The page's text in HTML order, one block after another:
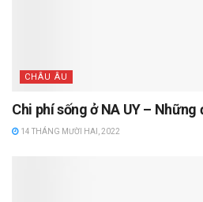
CHÂU ÂU
Chi phí sống ở NA UY –
14 THÁNG MƯỜI HAI, 2022